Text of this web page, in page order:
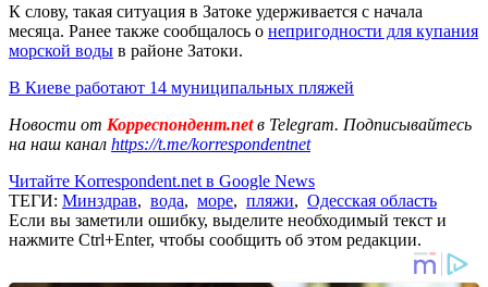
К слову, такая ситуация в Затоке удерживается с начала
месяца. Ранее также сообщалось о непригодности для купания
морской воды в районе Затоки.
В Киеве работают 14 муниципальных пляжей
Новости от Корреспондент.netв Telegram. Подписывайтесь
на наш канал https://t.me/korrespondentnet
Читайте Korrespondent.net в Google News
ТЕГИ: Минздрав, вода, море, пляжи, Одесская область
Если вы заметили ошибку, выделите необходимый текст и
нажмите Ctrl+Enter, чтобы сообщить об этом редакции.